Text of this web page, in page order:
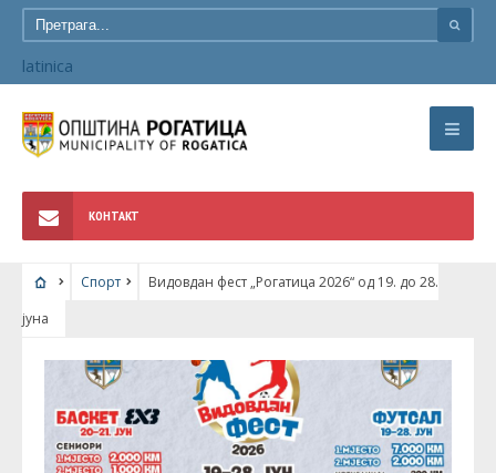
latinica
КОНТАКТ
Спорт
Видовдан фест „Рогатица 2026“ од 19. до 28.
јуна